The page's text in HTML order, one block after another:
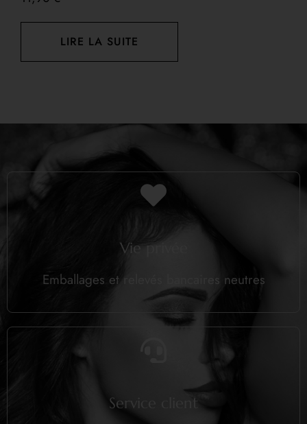
LIRE LA SUITE
Vie privée
Emballages et relevés bancaires neutres
Service client